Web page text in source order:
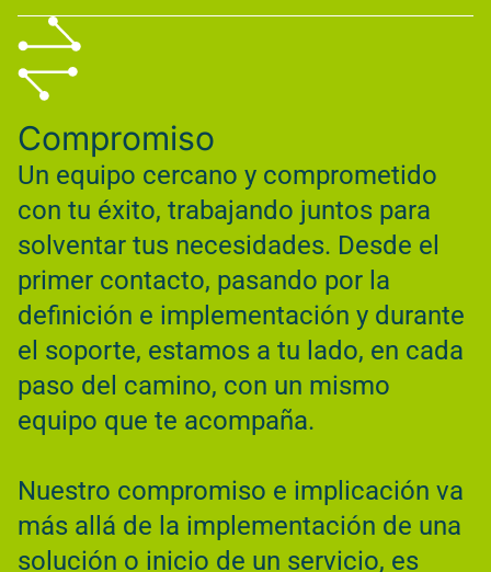
Compromiso
Un equipo cercano y comprometido
con tu éxito, trabajando juntos para
solventar tus necesidades. Desde el
primer contacto, pasando por la
definición e implementación y durante
el soporte, estamos a tu lado, en cada
paso del camino, con un mismo
equipo que te acompaña.
Nuestro compromiso e implicación va
más allá de la implementación de una
solución o inicio de un servicio, es